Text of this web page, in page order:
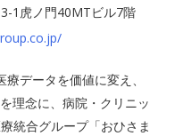
1虎ノ門40MTビル7階
データを価値に変え、
理念に、病院・クリニッ
統合グループ「おひさま